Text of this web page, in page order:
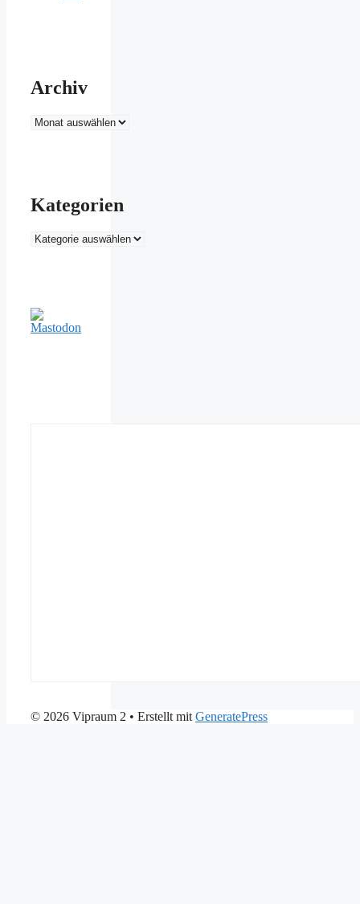
Archiv
Archiv
Kategorien
Kategorien
© 2026 Vipraum 2 • Erstellt mitGeneratePress